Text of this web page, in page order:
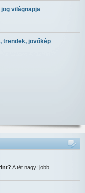
jog világnapja
trendek, jövőkép
A tét nagy: jobb